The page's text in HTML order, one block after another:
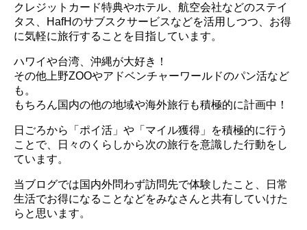
クレジットカード特典やホテル、航空会社などのステイ
タス、HafHのサブスクサービスなどを活用しつつ、お得
に気軽に旅行することを目指しています。
ハワイや台湾、沖縄が大好き！
その他上野ZOOやアドベンチャーワールドのパン活など
も。
もちろん国内の他の地域や海外旅行も積極的に計画中！
日ごろから「ポイ活」や「マイル獲得」を積極的に行う
ことで、日々のくらしから次の旅行を意識した行動をし
ています。
当ブログでは国内外問わず訪問先で体験したこと、日常
生活でお得になることなどをみなさんと共有していけた
らと思います。